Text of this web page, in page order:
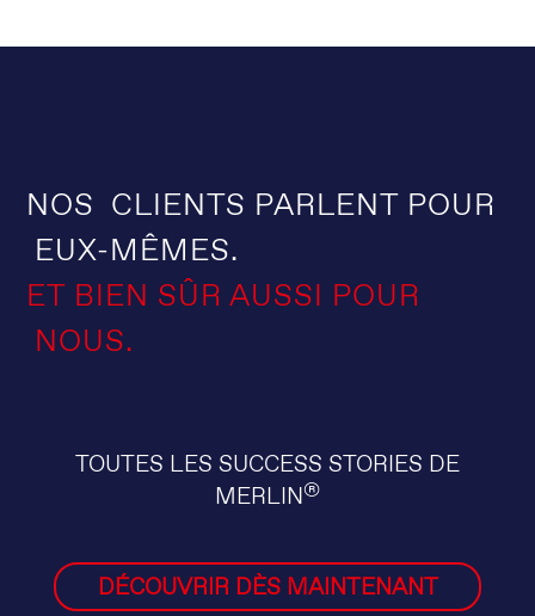
NOS CLIENTS PARLENT POUR
EUX-MÊMES.
ET BIEN SÛR AUSSI POUR
NOUS.
TOUTES LES SUCCESS STORIES DE
MERLIN®
DÉCOUVRIR DÈS MAINTENANT